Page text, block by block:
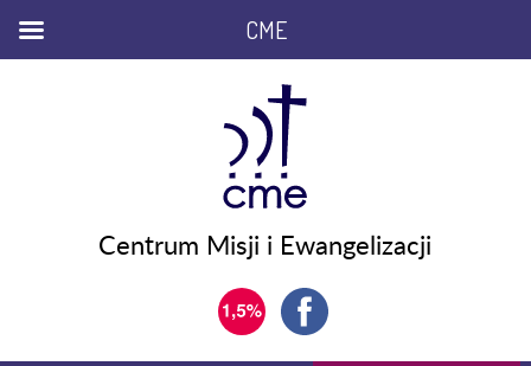
Centrum Misji i Ewangelizacji
CME